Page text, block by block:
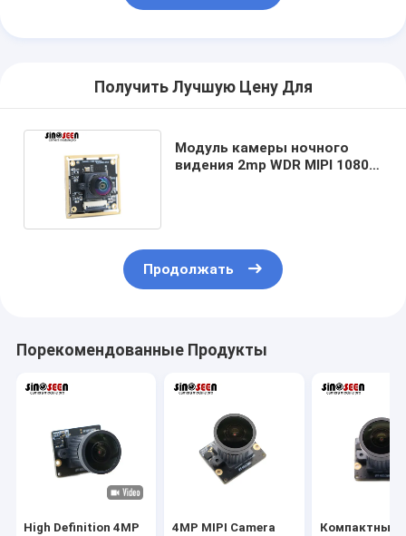
Получить Лучшую Цену Для
Модуль камеры ночного
видения 2mp WDR MIPI 1080p
Продолжать
Порекомендованные Продукты
High Definition 4MP
4MP MIPI Camera
Компактный